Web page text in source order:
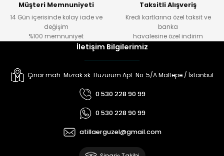
Müşteri Memnuniyeti
14 Gün içerisinde kolay iade ve
değişim
%100 memnuniyet
Taksitli Alışveriş
Kredi kartlarına özel taksit ve
banka
havalesine özel indirim
İletişim Bilgilerimiz
Çınar mah. Mızrak sk. Huzurum Apt. No: 5/A Maltepe / İstanbul
0 530 228 90 99
0 530 228 90 99
atillaerguzel@gmail.com